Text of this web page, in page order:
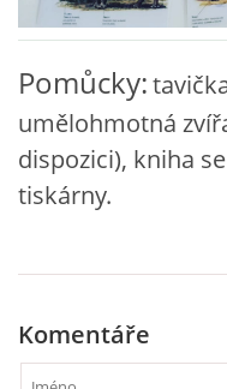
VZDĚLÁVACÍ BLOK ZÁŘÍ
VZDĚLÁVACÍ BLOK ŘÍJEN
VZDĚLÁVACÍ BLOK
VZDĚLÁVACÍ BLOK LEDEN
Pomůcky:
umělohmotná
dispozici), kniha
tiskárny.
Komentáře